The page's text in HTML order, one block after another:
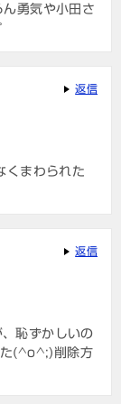
ん勇気や小田さ
くまわられた
返信
恥ずかしいの
た(^o^;)削除方
返信